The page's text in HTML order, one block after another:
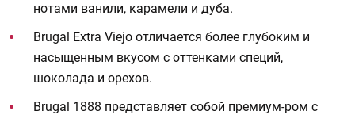
нотами ванили, карамели и дуба.
Brugal Extra Viejo отличается более глубоким и
насыщенным вкусом с оттенками специй,
шоколада и орехов.
Brugal 1888 представляет собой премиум-ром с